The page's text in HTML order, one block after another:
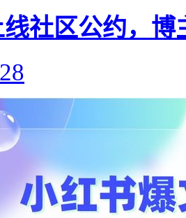
社区公约，